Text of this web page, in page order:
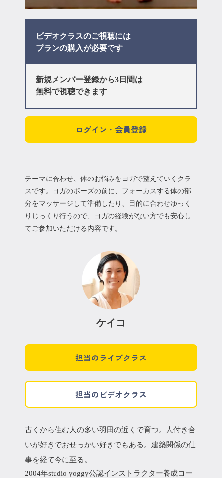
ビデオクラスのご視聴には
プランの購入が必要です
新規メンバー登録から3日間は
無料で視聴できます
ログイン・会員登録
テーマに合わせ、体のお悩みをヨガで整えていくクラ
スです。ヨガのポーズの前に、フォーカスする体の部
分をマッサージして準備したり、目的に合わせゆっく
りじっくり行うので、ヨガの経験がない方でも安心し
てご参加いただける内容です。
ケイコ
担当のライブクラス
担当のビデオクラス
古くから住む人の多い羽田の近くで育つ。人付き合
いが好きでおせっかい好きでもある。建築関係の仕
事を経て今に至る。
2004年studio yoggy公認インストラクター養成コー